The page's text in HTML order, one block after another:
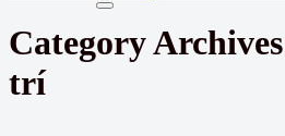
Category
trí